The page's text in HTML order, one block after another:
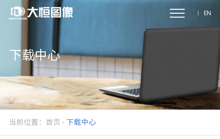
EN
下载中心
当前位置： 首页 - 下载中心